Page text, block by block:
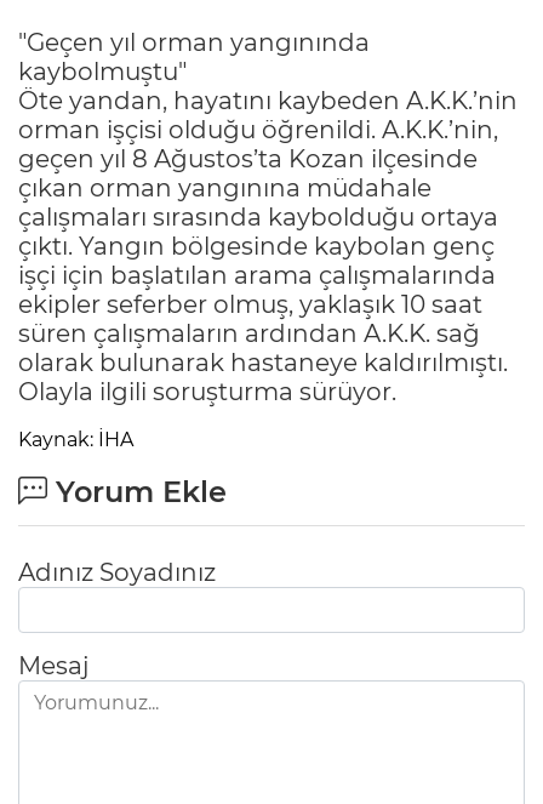
"Geçen yıl orman yangınında
kaybolmuştu"
Öte yandan, hayatını kaybeden A.K.K.’nin
orman işçisi olduğu öğrenildi. A.K.K.’nin,
geçen yıl 8 Ağustos’ta Kozan ilçesinde
çıkan orman yangınına müdahale
çalışmaları sırasında kaybolduğu ortaya
çıktı. Yangın bölgesinde kaybolan genç
işçi için başlatılan arama çalışmalarında
ekipler seferber olmuş, yaklaşık 10 saat
süren çalışmaların ardından A.K.K. sağ
olarak bulunarak hastaneye kaldırılmıştı.
Olayla ilgili soruşturma sürüyor.
Kaynak: İHA
Yorum Ekle
Adınız Soyadınız
Mesaj